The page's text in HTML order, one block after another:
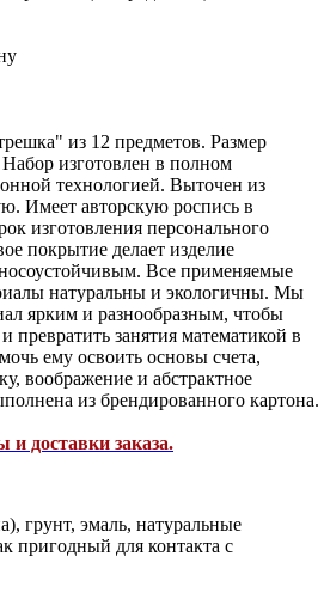
из 12 предметов. Размер
изготовлен в полном
технологией. Выточен из
Имеет авторскую роспись в
изготовления персонального
покрытие делает изделие
Все применяемые
натуральны и экологичны. Мы
ярким и разнообразным, чтобы
превратить занятия математикой в
ему освоить основы счета,
воображение и абстрактное
из брендированного картона.
и доставки заказа.
грунт, эмаль, натуральные
пригодный для контакта с